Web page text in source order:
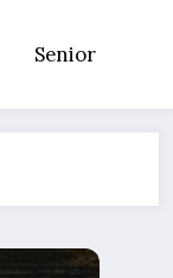
Senior